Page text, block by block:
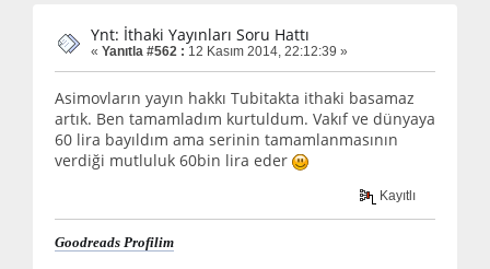
Ynt: İthaki Yayınları Soru Hattı
« Yanıtla #562 : 12 Kasım 2014, 22:12:39 »
Asimovların yayın hakkı Tubitakta ithaki basamaz
artık. Ben tamamladım kurtuldum. Vakıf ve dünyaya
60 lira bayıldım ama serinin tamamlanmasının
verdiği mutluluk 60bin lira eder
Kayıtlı
Goodreads Profilim